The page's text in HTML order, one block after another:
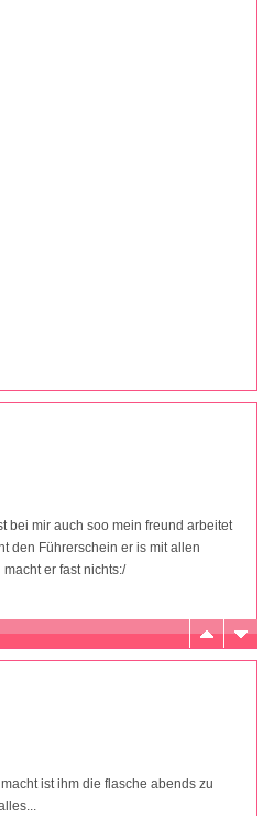
bei mir auch soo mein freund arbeitet
den Führerschein er is mit allen
er fast nichts:/
ist ihm die flasche abends zu